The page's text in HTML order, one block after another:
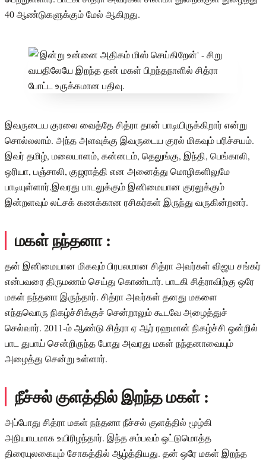
40 ஆண்டுகளுக்கும் மேல் ஆகிறது.
இவருடைய குரலை வைத்தே சித்ரா தான் பாடியிருக்கிறார் என்று
சொல்லலாம். அந்த அளவுக்கு இவருடைய குரல் மிகவும் பரிச்சயம்.
இவர் தமிழ், மலையாளம், கன்னடம், தெலுங்கு, இந்தி, பெங்காலி,
ஒரியா, பஞ்சாலி, குஜராத்தி என அனைத்து மொழிகளிலுமே
பாடியுள்ளார்.இவரது பாடலுக்கும் இனிமையான குரலுக்கும்
இன்றளவும் லட்சக் கணக்கான ரசிகர்கள் இருந்து வருகின்றனர்.
மகள் நந்தனா :
தன் இனிமையான மிகவும் பிரபலமான சித்ரா அவர்கள் விஜய சங்கர்
என்பவரை திருமணம் செய்து கொண்டார். பாடகி சித்ராவிற்கு ஒரே
மகள் நந்தனா இருந்தார். சித்ரா அவர்கள் தனது மகளை
எந்தவொரு நிகழ்ச்சிக்குச் சென்றாலும் கூடவே அழைத்துச்
செல்வார். 2011-ம் ஆண்டு சித்ரா ஏ ஆர் ரஹமான் நிகழ்ச்சி ஒன்றில்
பாட துபாய் சென்றிருந்த போது அவரது மகள் நந்தனாவையும்
அழைத்து சென்று உள்ளார்.
நீச்சல் குளத்தில் இறந்த மகள் :
அப்போது சித்ரா மகள் நந்தனா நீச்சல் குளத்தில் மூழ்கி
அநியாயமாக உயிரிழந்தார். இந்த சம்பவம் ஒட்டுமொத்த
திரையுலகையும் சோகத்தில் ஆழ்த்தியது. தன் ஒரே மகள் இறந்த